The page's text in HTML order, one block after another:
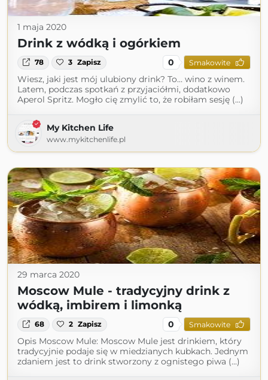
1 maja 2020
Drink z wódką i ogórkiem
78 3 Zapisz 0 Smakowite
Wiesz, jaki jest mój ulubiony drink? To… wino z winem.
Latem, podczas spotkań z przyjaciółmi, dodatkowo
Aperol Spritz. Mogło cię zmylić to, że robiłam sesję (...)
My Kitchen Life
www.mykitchenlife.pl
29 marca 2020
Moscow Mule - tradycyjny drink z
wódką, imbirem i limonką
68 2 Zapisz 0 Smakowite
Opis Moscow Mule: Moscow Mule jest drinkiem, który
tradycyjnie podaje się w miedzianych kubkach. Jednym
zdaniem jest to drink stworzony z ognistego piwa (...)